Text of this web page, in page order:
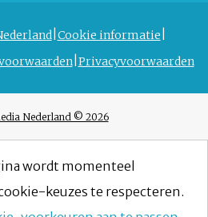
Cookie informatie
Privacyvoorwaarden
Nederland © 2026
wordt momenteel
keuzes te respecteren.